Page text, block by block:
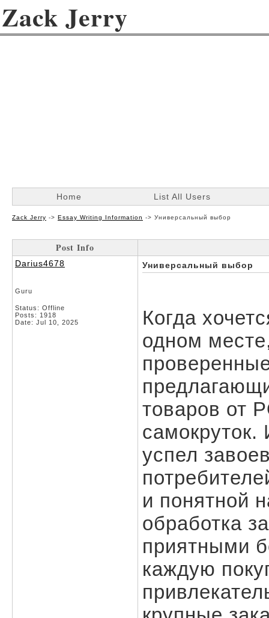
Zack Jerry
Home List All Users
Zack Jerry -> Essay Writing Information -> Универсальный выбор
Post Info
Darius4678
Guru
Status: Offline
Posts: 1918
Date: Jul 10, 2025
Универсальный выбор
Когда
одном
товаров от
самокруток.
успел
и понятной
обработка
приятными
каждую